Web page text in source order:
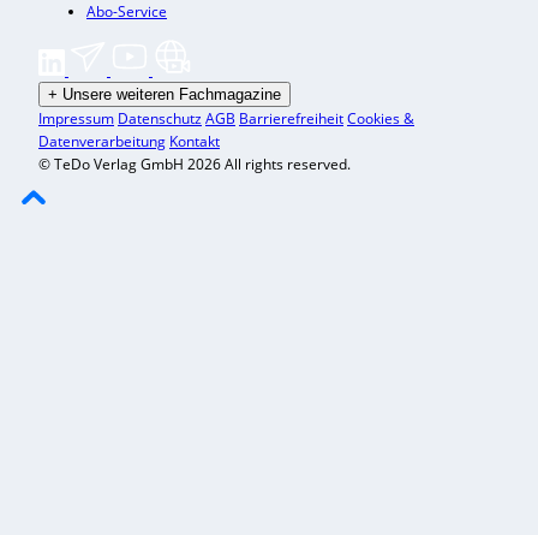
Abo-Service
+ Unsere weiteren Fachmagazine
Impressum DatenschutzAGB BarrierefreiheitCookies &
Datenverarbeitung Kontakt
© TeDo Verlag GmbH 2026 All rights reserved.